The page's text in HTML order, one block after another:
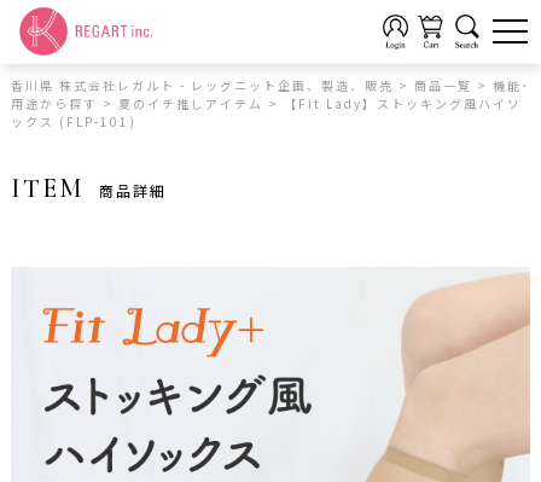
香川県 株式会社レガルト - レッグニット企画、製造、販売 > 商品一覧 > 機能･
用途から探す > 夏のイチ推しアイテム >
【Fit Lady】ストッキング風ハイソ
ックス (FLP-101)
ITEM 商品詳細